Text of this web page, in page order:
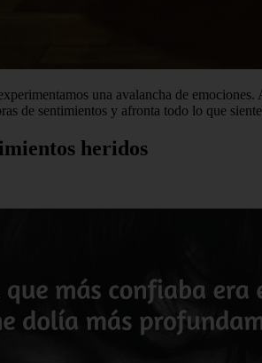
una avalancha de
de sentimientos y afronta todo lo que
heridos